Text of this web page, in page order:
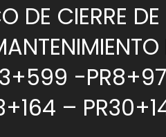
DE CIERRE
3+599 -
–